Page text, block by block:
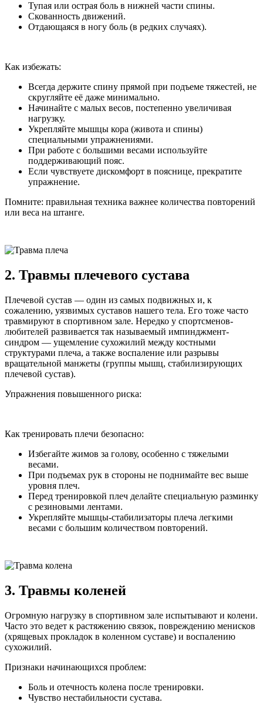
Тупая или острая боль в нижней части спины.
Скованность движений.
Отдающаяся в ногу боль (в редких случаях).
Как избежать:
Всегда держите спину прямой при подъеме тяжестей, не
скругляйте её даже минимально.
Начинайте с малых весов, постепенно увеличивая
нагрузку.
Укрепляйте мышцы кора (живота и спины)
специальными упражнениями.
При работе с большими весами используйте
поддерживающий пояс.
Если чувствуете дискомфорт в пояснице, прекратите
упражнение.
Помните: правильная техника важнее количества повторений
или веса на штанге.
2. Травмы плечевого сустава
Плечевой сустав — один из самых подвижных и, к
сожалению, уязвимых суставов нашего тела. Его тоже часто
травмируют в спортивном зале. Нередко у спортсменов-
любителей развивается так называемый импинджмент-
синдром — ущемление сухожилий между костными
структурами плеча, а также воспаление или разрывы
вращательной манжеты (группы мышц, стабилизирующих
плечевой сустав).
Упражнения повышенного риска:
Как тренировать плечи безопасно:
Избегайте жимов за голову, особенно с тяжелыми
весами.
При подъемах рук в стороны не поднимайте вес выше
уровня плеч.
Перед тренировкой плеч делайте специальную разминку
с резиновыми лентами.
Укрепляйте мышцы-стабилизаторы плеча легкими
весами с большим количеством повторений.
3. Травмы коленей
Огромную нагрузку в спортивном зале испытывают и колени.
Часто это ведет к растяжению связок, повреждению менисков
(хрящевых прокладок в коленном суставе) и воспалению
сухожилий.
Признаки начинающихся проблем:
Боль и отечность колена после тренировки.
Чувство нестабильности сустава.